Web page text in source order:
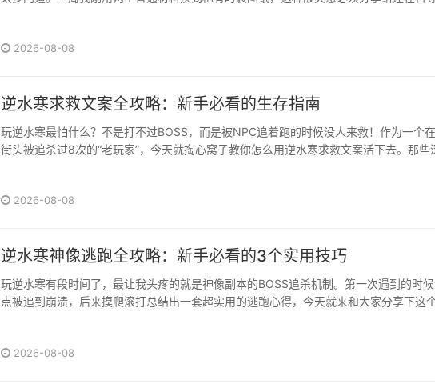
···2026-08-08
逆水寒求救文案全攻略：新手必看的生存指南
玩逆水寒最怕什么？不是打不过BOSS，而是被NPC追着跑的时候没人来救！作为一个
街头被追杀过8次的“老玩家”，今天就掏心窝子教你怎么用逆水寒求救文案活下去。那些
群瞬间获得“优先救援权”。就像我在青州被机关困住那···
2026-08-08
逆水寒神像逃跑全攻略：新手必看的3个实用技巧
玩逆水寒有段时间了，最让我头疼的就是神像副本的BOSS追杀机制。第一次遇到的时
点被追到崩溃，后来摸爬滚打总结出一套超实用的逃跑心得，今天就来和大家分享下这
满。最惨的一次我用了三个传送卷轴才勉强活命，背包里的药水···
2026-08-08